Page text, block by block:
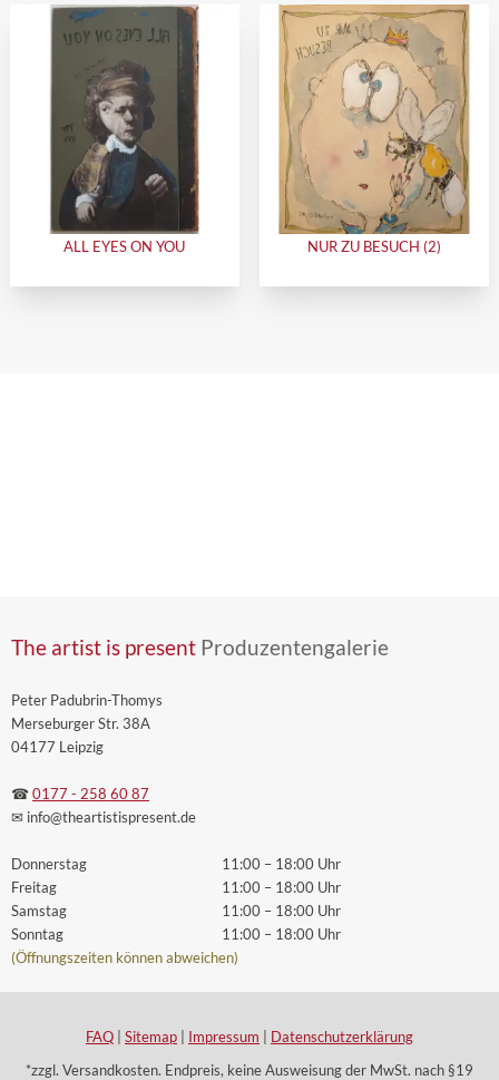
ALL EYES ON YOU NUR ZU BESUCH (2)
The artist is present Produzentengalerie
Peter Padubrin-Thomys
Merseburger Str. 38A
04177 Leipzig
☎ 0177 - 258 60 87
✉ info@theartistispresent.de
Donnerstag
Freitag
Samstag
Sonntag
11:00 – 18:00 Uhr
11:00 – 18:00 Uhr
11:00 – 18:00 Uhr
11:00 – 18:00 Uhr
(Öffnungszeiten können abweichen)
FAQ Sitemap Impressum
Datenschutzerklärung
*zzgl. Versandkosten. Endpreis, keine Ausweisung der MwSt. nach §19